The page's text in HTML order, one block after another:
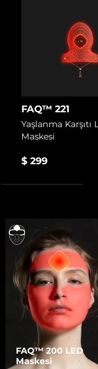
FAQ™ 221
Yaşlanma Karşıtı
Maskesi
$ 299
FAQ™ 200 LED
Maskesi